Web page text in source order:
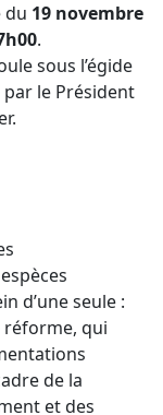
du 19 novembre
.
sous l’égide
par le Président
d’une seule :
réforme, qui
de la
et des